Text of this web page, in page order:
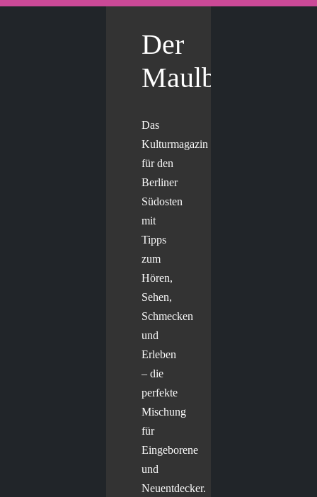
Der
Maulbär
Das
Kulturmagazin
für den
Berliner
Südosten
mit
Tipps
zum
Hören,
Sehen,
Schmecken
und
Erleben
– die
perfekte
Mischung
für
Eingeborene
und
Neuentdecker.